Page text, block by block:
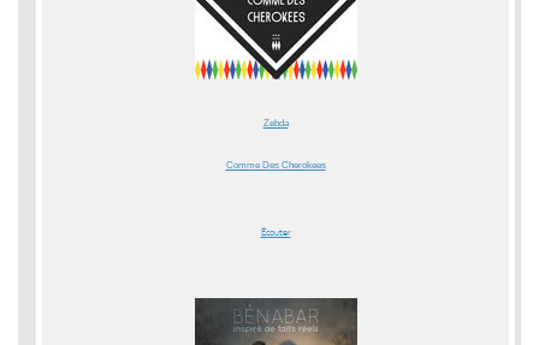
Zebda
Comme Des Cherokees
Écouter